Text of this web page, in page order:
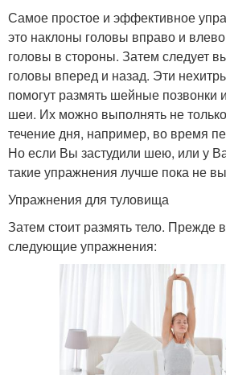
Самое простое и эффективное
это наклоны головы вправо и
головы в стороны. Затем следует
головы вперед и назад. Эти
помогут размять шейные
шеи. Их можно выполнять не
течение дня, например, во время
Но если Вы застудили шею, или у
такие упражнения лучше пока не
Упражнения для туловища
Затем стоит размять тело. Прежде
следующие упражнения: